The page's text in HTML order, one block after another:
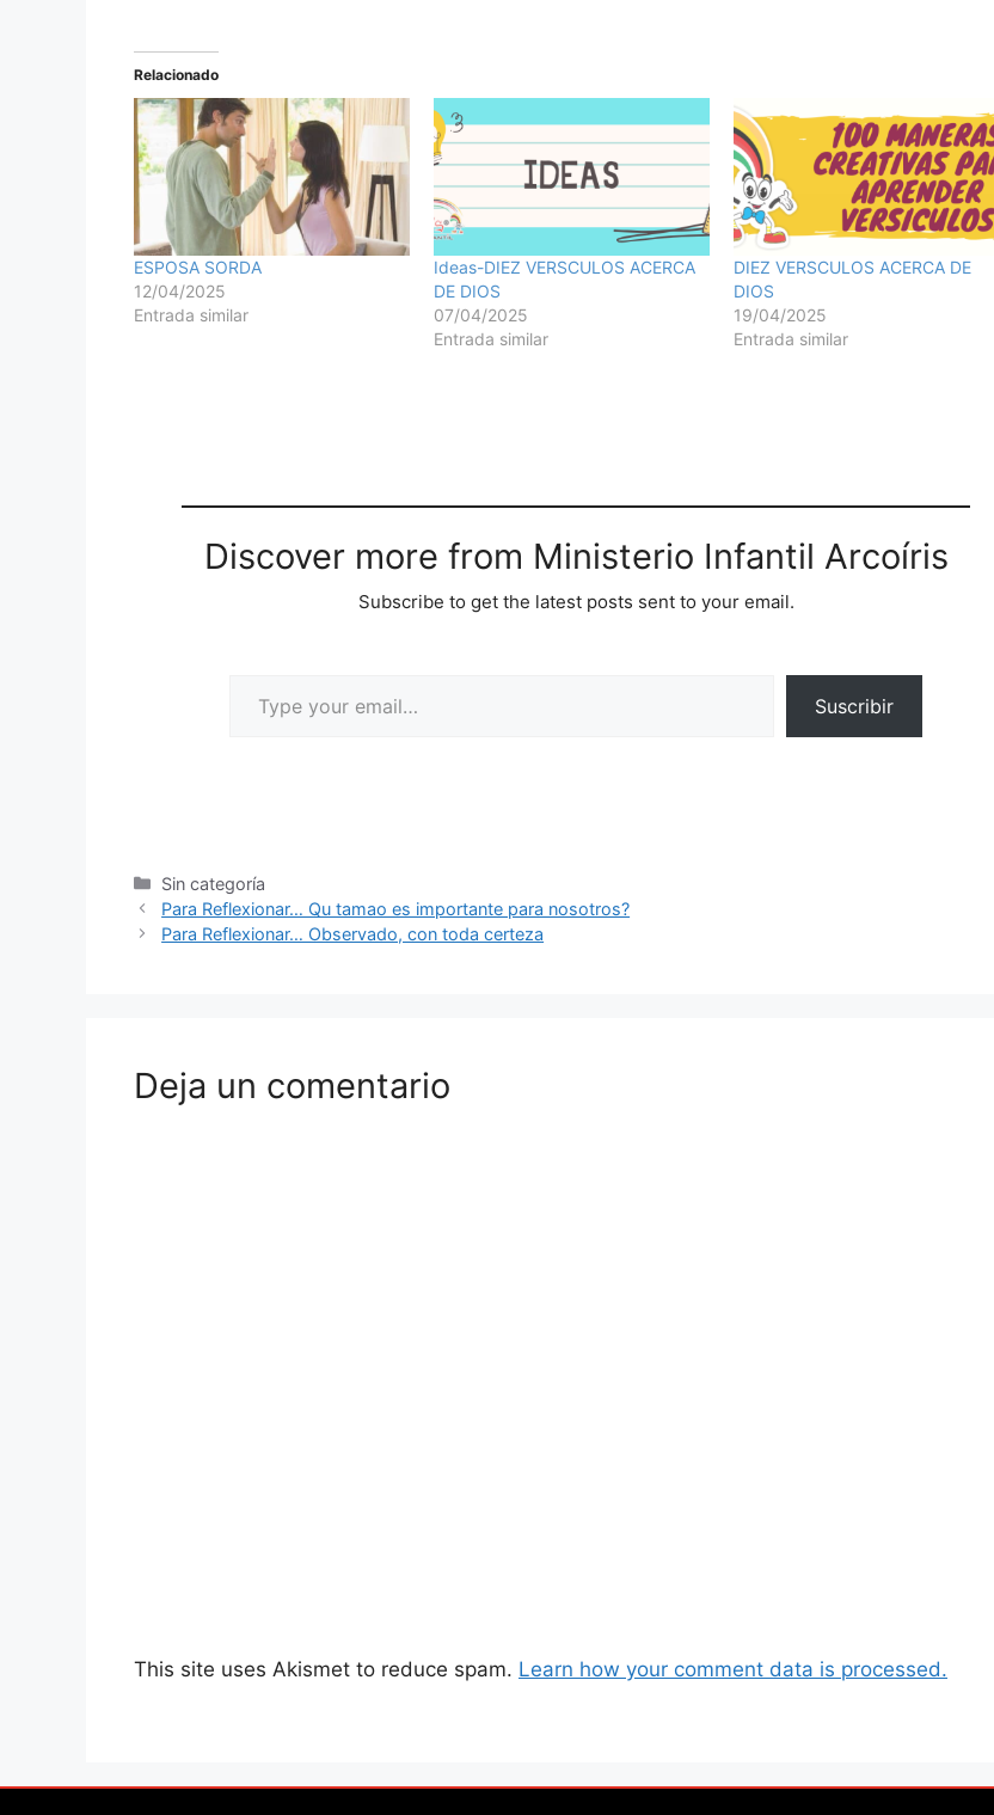
Relacionado
ESPOSA SORDA
12/04/2025
Entrada similar
Ideas-DIEZ VERSCULOS ACERCA
DE DIOS
07/04/2025
Entrada similar
DIEZ VERSCULOS ACERCA DE
DIOS
19/04/2025
Entrada similar
Discover more from Ministerio Infantil Arcoíris
Subscribe to get the latest posts sent to your email.
Suscribir
Sin categoría
Para Reflexionar… Qu tamao es importante para nosotros?
Para Reflexionar… Observado, con toda certeza
Deja un comentario
This site uses Akismet to reduce spam. Learn how your comment data is processed.